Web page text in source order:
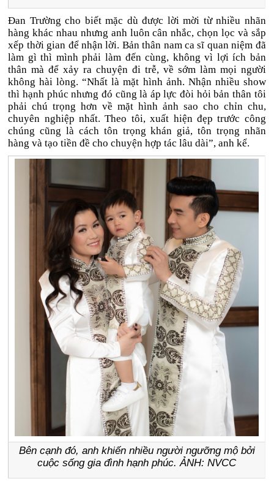
Đan Trường cho biết mặc dù được lời mời từ nhiều nhãn
hàng khác nhau nhưng anh luôn cân nhắc, chọn lọc và sắp
xếp thời gian để nhận lời. Bản thân nam ca sĩ quan niệm đã
làm gì thì mình phải làm đến cùng, không vì lợi ích bản
thân mà để xảy ra chuyện đi trễ, về sớm làm mọi người
không hài lòng. “Nhất là mặt hình ảnh. Nhận nhiều show
thì hạnh phúc nhưng đó cũng là áp lực đòi hỏi bản thân tôi
phải chú trọng hơn về mặt hình ảnh sao cho chỉn chu,
chuyên nghiệp nhất. Theo tôi, xuất hiện đẹp trước công
chúng cũng là cách tôn trọng khán giả, tôn trọng nhãn
hàng và tạo tiền đề cho chuyện hợp tác lâu dài”, anh kể.
Bên cạnh đó, anh khiến nhiều người ngưỡng mộ bởi
cuộc sống gia đình hạnh phúc. ẢNH: NVCC